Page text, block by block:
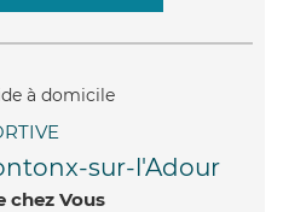
sur-l'Adour
chez Vous